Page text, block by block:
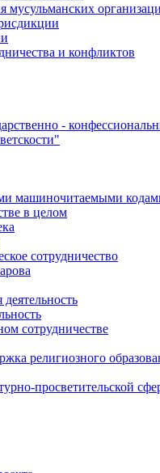
мусульманских
и конфликтов
-
машиночитаемыми
в целом
сотрудничество
сотрудничестве
религиозного
просветительской